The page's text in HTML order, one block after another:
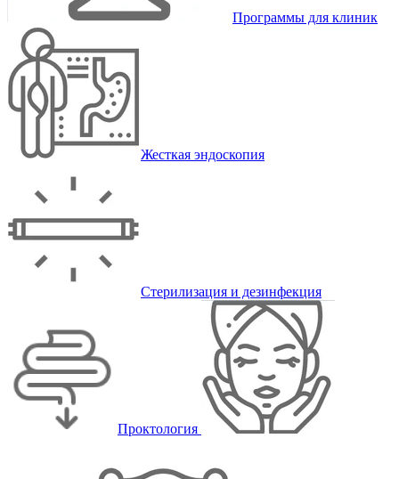
Программы для клиник
Жесткая эндоскопия
Стерилизация и дезинфекция
Проктология